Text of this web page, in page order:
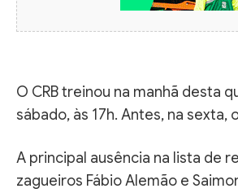
O CRB treinou na manhã desta
sábado, às 17h. Antes, na
A principal ausência na lista de
zagueiros Fábio Alemão e